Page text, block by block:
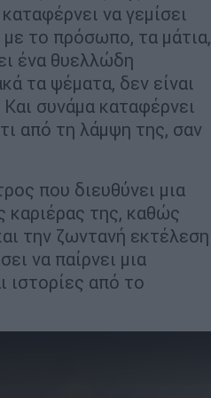
να γεμίσει
με το πρόσωπο, τα μάτια,
ένα θυελλώδη
τα ψέματα, δεν είναι
συνάμα καταφέρνει
από τη λάμψη της, σαν
που διευθύνει μια
καριέρας της, καθώς
την ζωντανή εκτέλεση
να παίρνει μια
ιστορίες από το